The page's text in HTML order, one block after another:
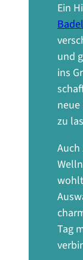
Ein
und
ins
zu
Tag